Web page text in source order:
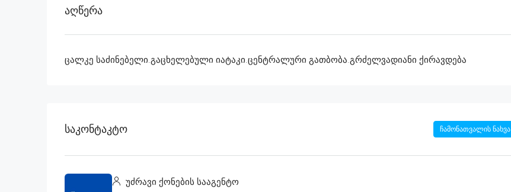
Აღწერა
ცალკე საძინებელი.გაცხელებული იატაკი.ცენტრალური გათბობა.გრძელვადიანი ქირავდება
Საკონტაკტო ჩამონათვალის ნახვა
უძრავი ქონების სააგენტო